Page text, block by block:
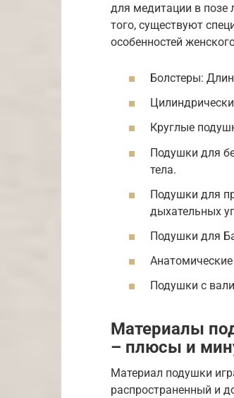
для медитации в позе
того, существуют
особенностей
Болстеры:
Круглые
Подушки для
тела.
Подушки для
дыхательных
Подушки для
Подушки с
Материалы
– плюсы и
Материал подушки
распространенный и